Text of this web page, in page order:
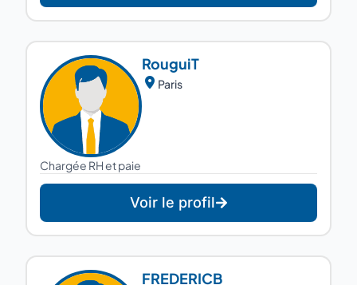
RouguiT
Paris
Chargée RH et paie
Voir le profil
FREDERICB